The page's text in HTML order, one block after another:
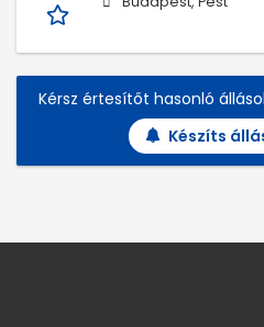
Kérsz értesítőt hasonló
Készíts